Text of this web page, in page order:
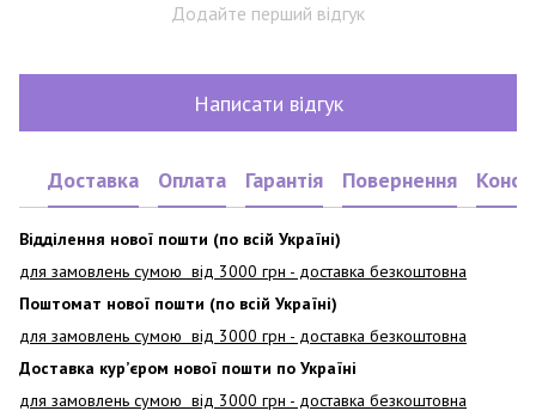
Додайте перший відгук
Написати відгук
Доставка Оплата Гарантія Повернення
Відділення нової пошти (по всій Україні)
для замовлень сумою від 3000 грн - доставка безкоштовна
Поштомат нової пошти (по всій Україні)
для замовлень сумою від 3000 грн - доставка безкоштовна
Доставка кур’єром нової пошти по Україні
для замовлень сумою від 3000 грн - доставка безкоштовна